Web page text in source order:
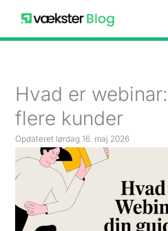
indholdet
Hvad er
flere kunder
Opdateret lørdag 16. maj 2026